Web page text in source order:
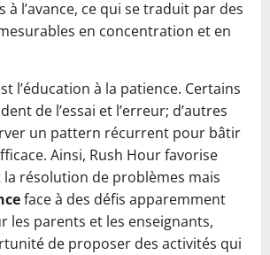
à l’avance, ce qui se traduit par des
en concentration et en
l’éducation à la patience. Certains
de l’essai et l’erreur; d’autres
un pattern récurrent pour bâtir
Ainsi, Rush Hour favorise
résolution de problèmes mais
face à des défis apparemment
les parents et les enseignants,
de proposer des activités qui